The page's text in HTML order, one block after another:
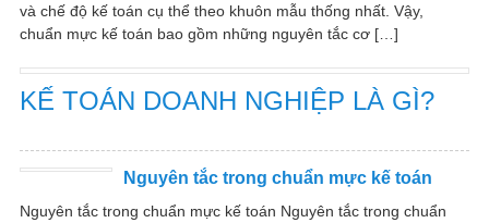
và chế độ kế toán cụ thể theo khuôn mẫu thống nhất. Vậy,
chuẩn mực kế toán bao gồm những nguyên tắc cơ […]
KẾ TOÁN DOANH NGHIỆP LÀ GÌ?
Nguyên tắc trong chuẩn mực kế toán
Nguyên tắc trong chuẩn mực kế toán Nguyên tắc trong chuẩn